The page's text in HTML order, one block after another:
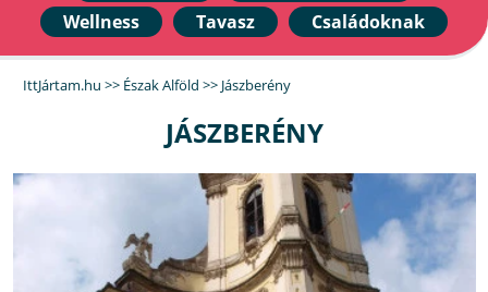
Wellness
Tavasz Családoknak
IttJártam.hu >> Észak Alföld >> Jászberény
JÁSZBERÉNY